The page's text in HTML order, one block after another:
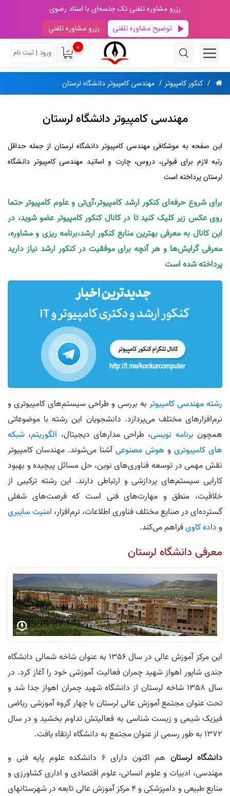
رزرو مشاوره تلفنی تک جلسه‌ای با استاد رضوی
توضیح مشاوره تلفنی
رزرو مشاوره تلفنی
0
ورود | ثبت نام
کنکور کامپیوتر مهندسی کامپیوتر دانشگاه لرستان
مهندسی کامپیوتر دانشگاه لرستان
این صفحه به موشکافی مهندسی کامپیوتر دانشگاه لرستان از جمله حداقل
رتبه لازم برای قبولی، دروس، چارت و اساتید مهندسی کامپیوتر دانشگاه
لرستان پرداخته است
برای شروع حرفه‌ای کنکور ارشد کامپیوتر،آی‌تی و علوم کامپیوتر حتما
روی عکس زیر کلیک کنید تا در کانال کنکور کامپیوتر عضو شوید، در
این کانال به معرفی بهترین منابع کنکور ارشد،برنامه ریزی و مشاوره،
معرفی گرایش‌ها و هر آنچه برای موفقیت در کنکور ارشد نیاز دارید
پرداخته شده است
رشته مهندسی کامپیوتر به بررسی و طراحی سیستم‌های کامپیوتری و
نرم‌افزارهای مختلف می‌پردازد. دانشجویان این رشته با موضوعاتی
همچون برنامه نویسی، طراحی مدارهای دیجیتال، الگوریتم، شبکه
های کامپیوتری و هوش مصنوعیآشنا می‌شوند. مهندسان کامپیوتر
نقش مهمی در توسعه فناوری‌های نوین، حل مسائل پیچیده و بهبود
کارایی سیستم‌های پردازشی و ارتباطی دارند. این رشته ترکیبی از
خلاقیت، منطق و مهارت‌های فنی است که فرصت‌های شغلی
گسترده‌ای در صنایع مختلف فناوری اطلاعات، نرم‌افزار، امنیت سایبری
وداده کاویفراهم می‌کند.
معرفی دانشگاه لرستان
این مرکز آموزش عالی در سال 1356 به عنوان شاخه شمالی دانشگاه
جندی شاپور اهواز شهید چمران فعالیت آموزشی خود را آغاز کرد. در
سال 1358 شاخه لرستان از دانشگاه شهید چمران اهواز جدا شد و
تحت عنوان مجتمع آموزش عالی لرستان با چهار گروه آموزشی ریاضی
فیزیک شیمی و زیست شناسی به فعالیتش تداوم بخشید و در سال
1372 به طور رسمی از عنوان مجتمع به دانشگاه ارتقاء یافت.
دانشگاه لرستان
هم اکنون دارای 6 دانشکده علوم پایه فنی و
مهندسی، ادبیات و علوم انسانی، علوم اقتصادی و اداری کشاورزی و
منابع طبیعی و دامپزشکی و 4 مرکز آموزش عالی تابعه در شهرستانهای